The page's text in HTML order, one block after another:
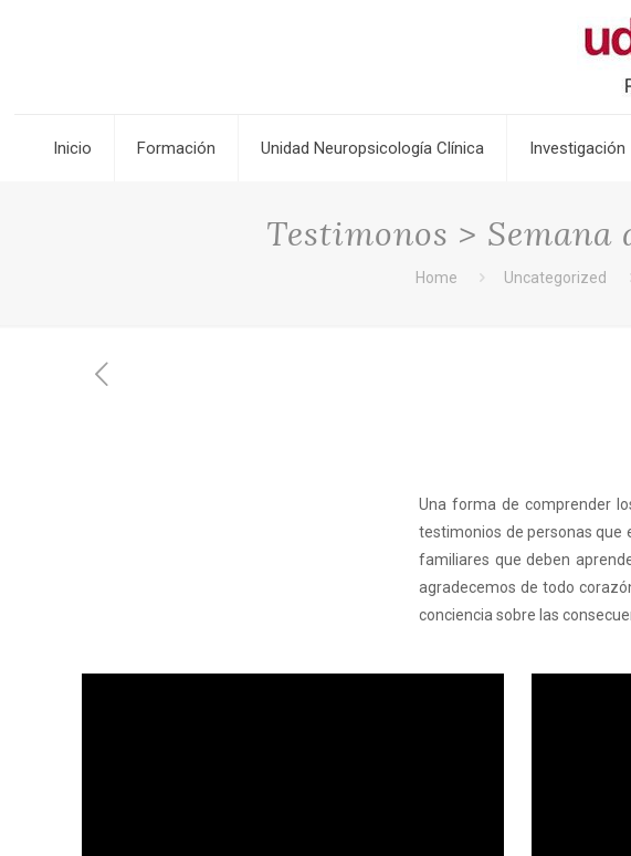
Inicio Formación Unidad Neuropsicología Clínica Investigación
Testimonos >
Home Uncategorized
Una forma de comprender
testimonios de personas que
familiares que deben
agradecemos de todo
conciencia sobre las